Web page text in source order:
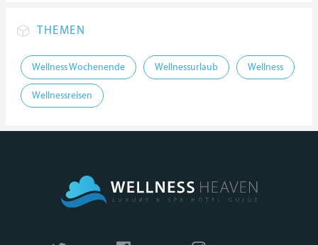
THEMEN
Wellness Wochenende Wellnessurlaub Wellness
Wellnessreisen